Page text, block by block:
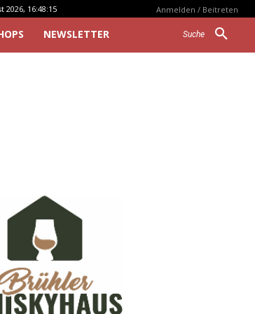
2026, 16:48:15 Anmelden / Beitreten
Suche
NEWSLETTER